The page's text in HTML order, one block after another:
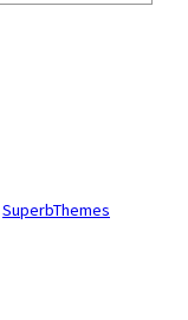
SuperbThemes